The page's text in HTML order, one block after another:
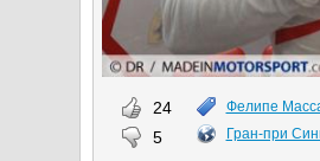
24
5
Фелипе
Гран-при